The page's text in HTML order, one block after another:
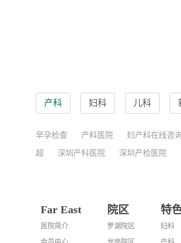
产科 妇科 儿科
早孕检查 产科医院 妇产科在线咨
超 深圳产科医院 深圳产检医院
Far East
医院简介
院区
罗湖院区
特
妇科